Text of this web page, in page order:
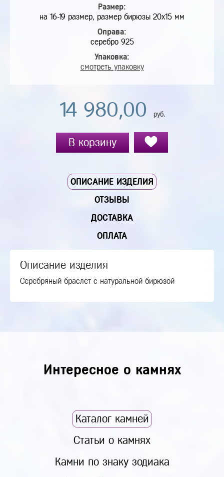
Размер:
на 16-19 размер, размер бирюзы 20х15 мм
Оправа:
серебро 925
Упаковка:
смотреть упаковку
14 980,00 руб.
В корзину
ОПИСАНИЕ ИЗДЕЛИЯ
ОТЗЫВЫ
ДОСТАВКА
ОПЛАТА
Описание изделия
Серебряный браслет с натуральной бирюзой
Интересное о камнях
Каталог камней
Статьи о камнях
Камни по знаку зодиака